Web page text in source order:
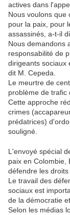
actives dans
Nous voulons que
pour la paix, pour
assassinés, a-t-il
Nous demandons
responsabilité de
dirigeants sociaux
dit M. Cepeda.
Le meurtre de
problème de trafic
Cette approche
crimes
prédatrices)
souligné.
L'envoyé spécial
paix en Colombie,
défendre les
Le travail des
sociaux est
de la démocratie
Selon les médias